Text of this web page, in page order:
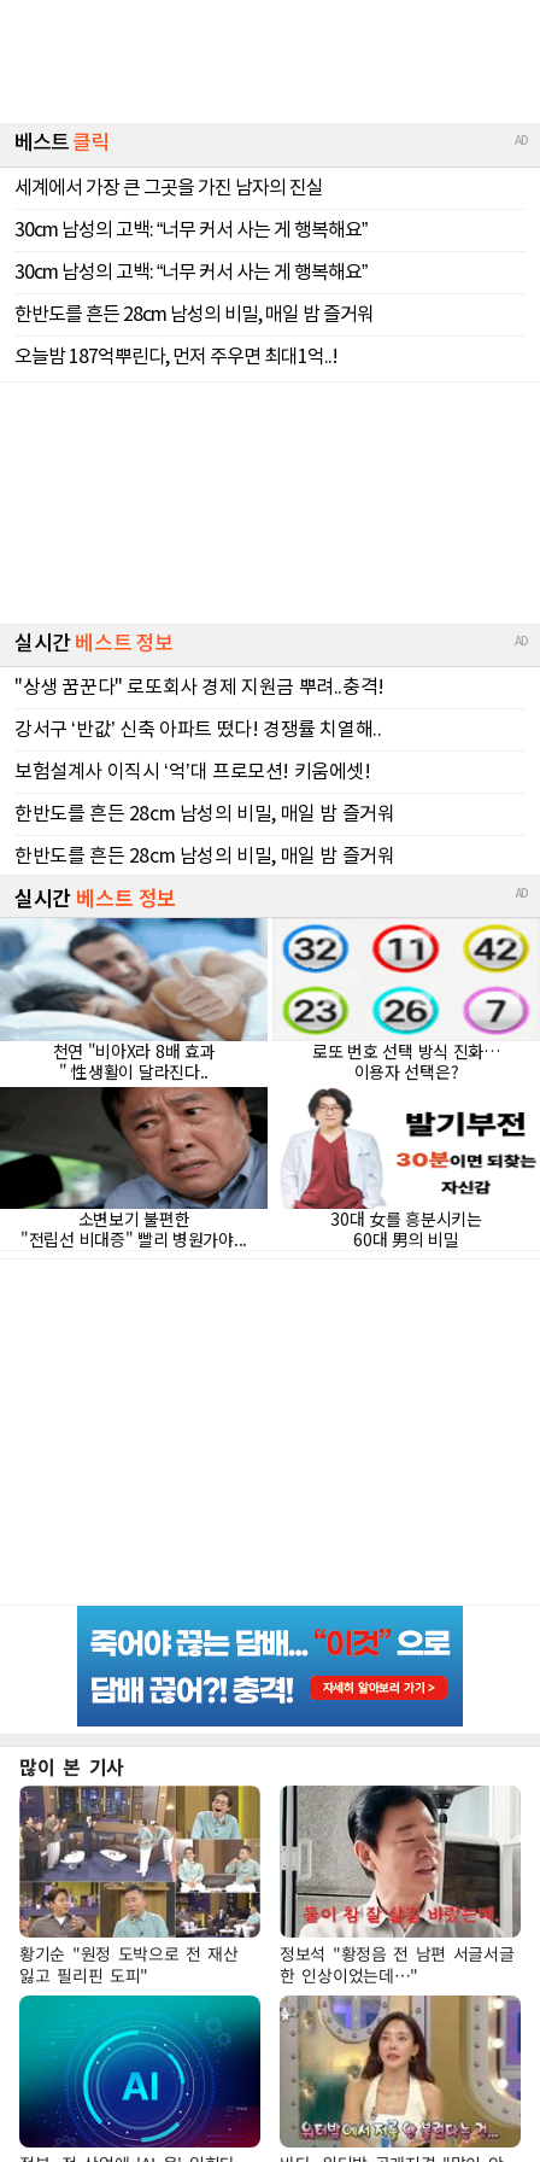
많이 본 기사
황기순 "원정 도박으로 전 재산
잃고 필리핀 도피"
정보석 "황정음 전 남편 서글서글
한 인상이었는데…"